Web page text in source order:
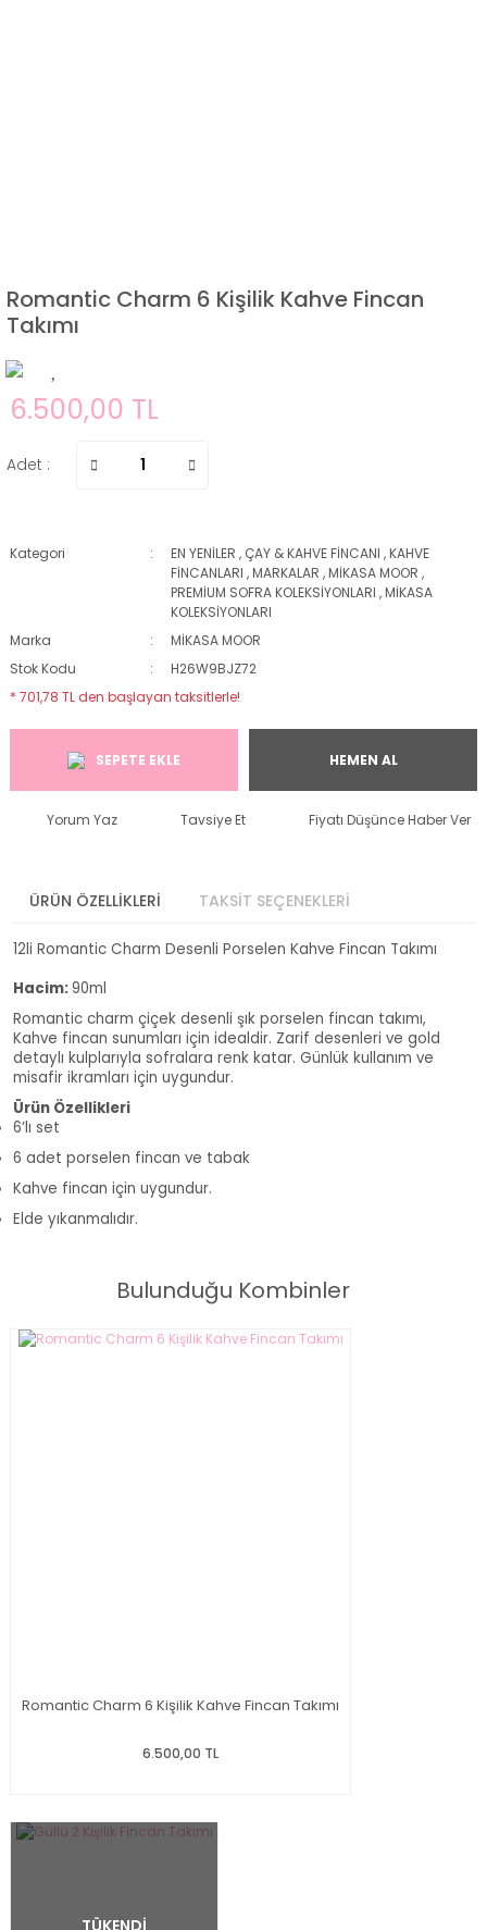
Romantic Charm 6 Kişilik Kahve Fincan
Takımı
6.500,00 TL
Adet :
Kategori EN YENİLER , ÇAY & KAHVE FİNCANI ,KAHVE
FİNCANLARI ,MARKALAR ,MİKASA MOOR ,
PREMİUM SOFRA KOLEKSİYONLARI ,MİKASA
KOLEKSİYONLARI
Marka
MİKASA MOOR
Stok Kodu
H26W9BJZ72
* 701,78 TL den başlayan taksitlerle!
SEPETE EKLE HEMEN AL
Yorum Yaz Tavsiye Et Fiyatı Düşünce Haber Ver
ÜRÜN ÖZELLİKLERİ TAKSİT SEÇENEKLERİ
12li Romantic Charm Desenli Porselen Kahve Fincan Takımı
Hacim:90ml
Romantic charm çiçek desenli şık porselen fincan takımı,
Kahve fincan sunumları için idealdir. Zarif desenleri ve gold
detaylı kulplarıyla sofralara renk katar. Günlük kullanım ve
misafir ikramları için uygundur.
Ürün Özellikleri
6’lı set
6 adet porselen fincan ve tabak
Kahve fincan için uygundur.
Elde yıkanmalıdır.
Bulunduğu Kombinler
Romantic Charm 6 Kişilik Kahve Fincan Takımı
6.500,00 TL
TÜKENDİ